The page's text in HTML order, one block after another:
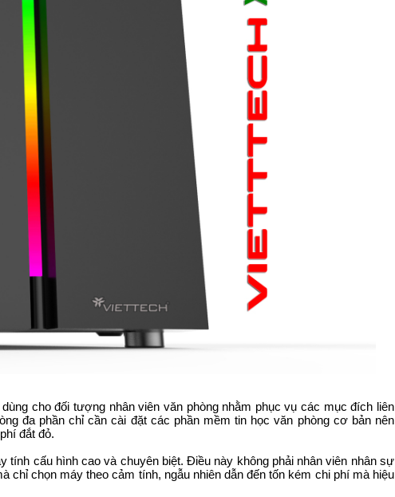
cho đối tượng nhân viên văn phòng nhằm phục vụ các mục đích liên
đa phần chỉ cần cài đặt các phần mềm tin học văn phòng cơ bản nên
đắt đỏ.
tính cấu hình cao và chuyên biệt. Điều này không phải nhân viên nhân sự
chỉ chọn máy theo cảm tính, ngẫu nhiên dẫn đến tốn kém chi phí mà hiệu